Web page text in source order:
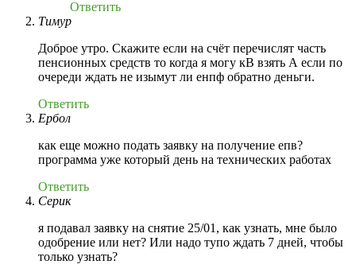
Ответить
Тимур
Доброе утро. Скажите если на счёт перечислят часть
пенсионных средств то когда я могу кВ взять А если по
очереди ждать не изымут ли енпф обратно деньги.
Ответить
Ербол
как еще можно подать заявку на получение епв?
программа уже который день на технических работах
Ответить
Серик
я подавал заявку на снятие 25/01, как узнать, мне было
одобрение или нет? Или надо тупо ждать 7 дней, чтобы
только узнать?